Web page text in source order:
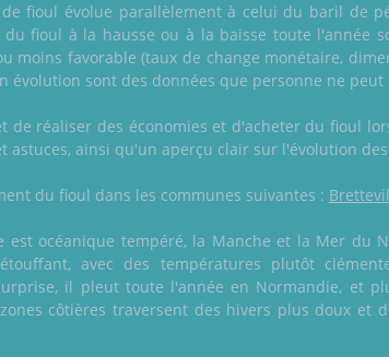
fioul évolue parallèlement à celui du baril de
fioul à la hausse ou à la baisse toute l'année
moins favorable (taux de change monétaire,
évolution sont des données que personne ne
de réaliser des économies et d'acheter du fioul
astuces, ainsi qu'un aperçu clair sur l'évolution
du fioul dans les communes suivantes :
est océanique tempéré, la Manche et la Mer du
avec des températures plutôt
il pleut toute l'année en Normandie, et
côtières traversent des hivers plus doux et